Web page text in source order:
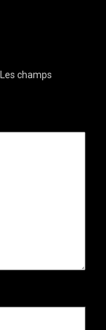
Les champs